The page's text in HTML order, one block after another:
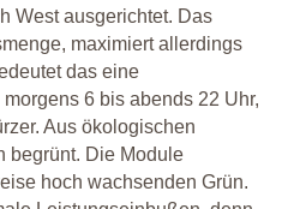
West ausgerichtet. Das
maximiert allerdings
das eine
6 bis abends 22 Uhr,
Aus ökologischen
begrünt. Die Module
hoch wachsenden Grün.